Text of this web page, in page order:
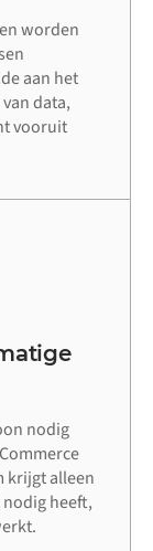
worden
aan het
data,
vooruit
nodig
krijgt alleen
heeft,